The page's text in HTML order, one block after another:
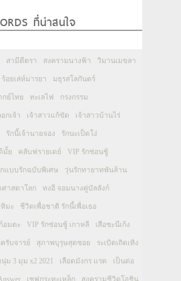
ที่น่าสนใจ
สามีตีตรา สงครามนางฟ้า วิมานเมขลา
ร้อยเล่ห์มารยา มธุรสโลกันตร์
ย์ไทย ทะเลไฟ กรงกรรม
กเจ้า เจ้าสาวแก้ขัด เจ้าสาวบ้านไร่
รักนี้เจ้านายจอง รักนะเป็ดโง่
มั้ย คลับฟรายเดย์ VIP รักซ่อนชู้
แบบรักฉบับพิเศษ วุ่นรักทายาทพันล้าน
าสดาโลก ทงอี จอมนางคู่บัลลังก์
มะ ชีวิตเพื่อชาติ รักนี้เพื่อเธอ
อมตะ VIP รักซ่อนชู้ เกาหลี เสือชะนีเก้ง
รับจารย์ สุภาพบุรุษสุดซอย ระเบิดเถิดเทิง
ม 3 มุม x2 2021 เลือดมังกร แรด เป็นต่อ
เชฟกระทะเหล็ก สงครามชีวิตโอชิน